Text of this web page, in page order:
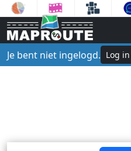
Je bent niet ingelogd. Log in